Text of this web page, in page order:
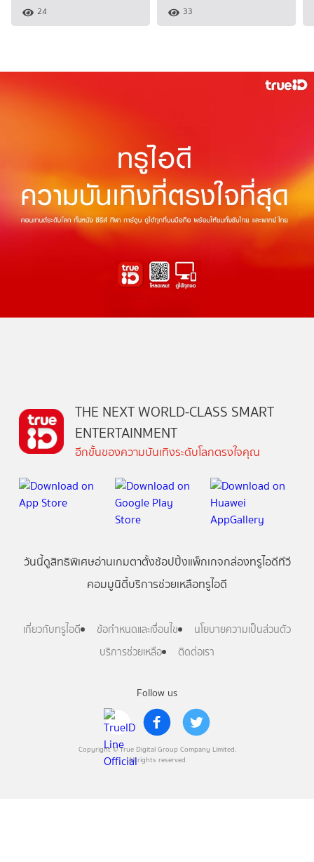
24 33
Follow us
Copyright © True Digital Group Company Limited.
All rights reserved
THE NEXT WORLD-CLASS SMART
ENTERTAINMENT
อีกขั้นของความบันเทิงระดับโลกตรงใจคุณ
วันนี้ดูสิทธิพิเศษอ่านเกมตาตั้งช้อปปิ้งแพ็กเกจกล่องทรูไอดีทีวี
คอมมูนิตี้บริการช่วยเหลือทรูไอดี
เกี่ยวกับทรูไอดี ข้อกำหนดและเงื่อนไข
นโยบายความเป็นส่วนตัว
บริการช่วยเหลือ
ติดต่อเรา